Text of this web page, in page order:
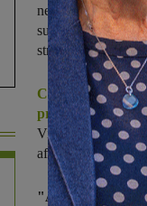
nella sede
successivamente
struttura sarà
Circa quindici
propri figli
Viligiardi, insieme
affermò:
"Alcune criticità